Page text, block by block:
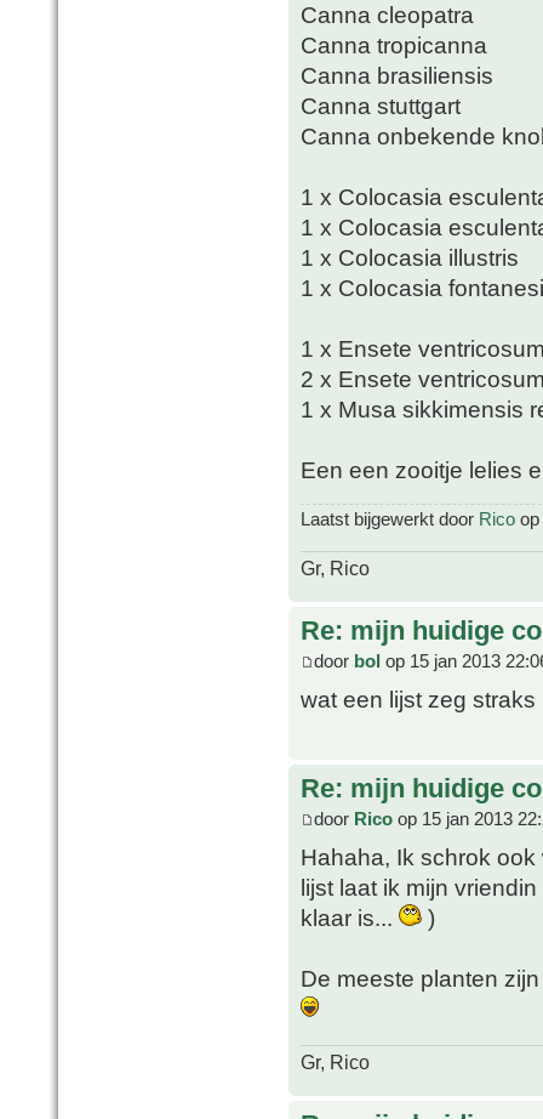
Canna cleopatra
Canna tropicanna
Canna brasiliensis
Canna stuttgart
Canna onbekende
1 x Colocasia
1 x Colocasia
1 x Colocasia illustris
1 x Colocasia
1 x Ensete
2 x Ensete
1 x Musa sikkimensis
Een een zooitje lelies
Laatst bijgewerkt door Rico op
Gr, Rico
Re: mijn huidige
door bol op 15 jan 2013
wat een lijst zeg
Re: mijn huidige
door Rico op 15 jan 2013
Hahaha, Ik schrok
lijst laat ik mijn
klaar is...
)
De meeste planten
Gr, Rico